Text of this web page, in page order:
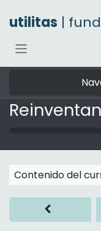
utilitas |
Contenido del